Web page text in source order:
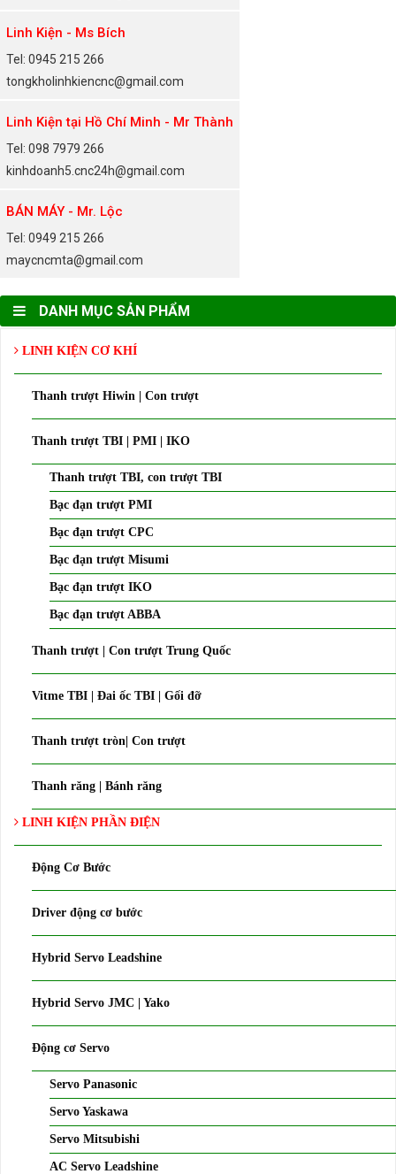
Linh Kiện - Ms Bích
Tel: 0945 215 266
tongkholinhkiencnc@gmail.com
Linh Kiện tại Hồ Chí Minh - Mr Thành
Tel: 098 7979 266
kinhdoanh5.cnc24h@gmail.com
BÁN MÁY - Mr. Lộc
Tel: 0949 215 266
maycncmta@gmail.com
DANH MỤC SẢN PHẨM
LINH KIỆN CƠ KHÍ
Thanh trượt Hiwin | Con trượt
Thanh trượt TBI | PMI | IKO
Thanh trượt TBI, con trượt TBI
Bạc đạn trượt PMI
Bạc đạn trượt CPC
Bạc đạn trượt Misumi
Bạc đạn trượt IKO
Bạc đạn trượt ABBA
Thanh trượt | Con trượt Trung Quốc
Vitme TBI | Đai ốc TBI | Gối đỡ
Thanh trượt tròn| Con trượt
Thanh răng | Bánh răng
LINH KIỆN PHẦN ĐIỆN
Động Cơ Bước
Driver động cơ bước
Hybrid Servo Leadshine
Hybrid Servo JMC | Yako
Động cơ Servo
Servo Panasonic
Servo Yaskawa
Servo Mitsubishi
AC Servo Leadshine